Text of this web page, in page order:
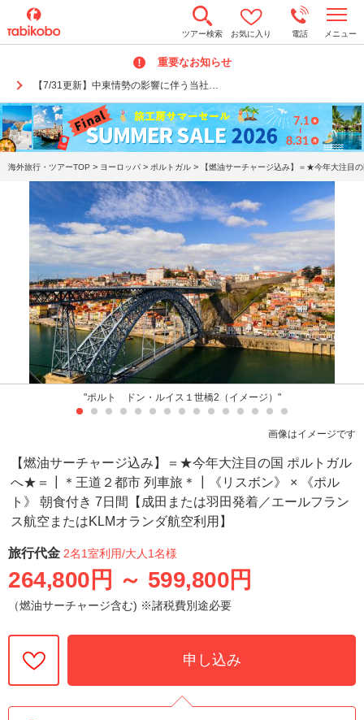
ツアー検索 お気に入り 電話 メニュー
重要なお知らせ
【7/31更新】中東情勢の影響に伴う当社…
o
n
a
v
i
g
a
t
海外旅行・ツアーTOP > ヨーロッパ > ポルトガル > 【燃油サーチャージ込み】＝★今年大注目
"ポルト ドン・ルイス１世橋2（イメージ）"
画像はイメージです
【燃油サーチャージ込み】＝★今年大注目の国 ポルトガル
へ★＝┃＊王道２都市 列車旅＊┃《リスボン》 × 《ポル
ト》 朝食付き 7日間【成田または羽田発着／エールフラン
ス航空またはKLMオランダ航空利用】
旅行代金 2名1室利用/大人1名様
264,800円 ～ 599,800円
（燃油サーチャージ含む) ※諸税費別途必要
申し込み